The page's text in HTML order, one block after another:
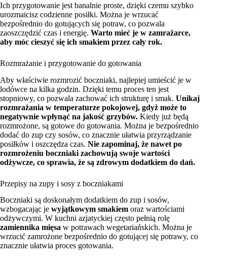
Ich przygotowanie jest banalnie proste, dzięki czemu szybko
urozmaicisz codzienne posiłki. Można je wrzucać
bezpośrednio do gotujących się potraw, co pozwala
zaoszczędzić czas i energię. Warto mieć je w zamrażarce,
aby móc cieszyć się ich smakiem przez cały rok.
Rozmrażanie i przygotowanie do gotowania
Aby właściwie rozmrozić boczniaki, najlepiej umieścić je w
lodówce na kilka godzin. Dzięki temu proces ten jest
stopniowy, co pozwala zachować ich strukturę i smak. Unikaj
rozmrażania w temperaturze pokojowej, gdyż może to
negatywnie wpłynąć na jakość grzybów. Kiedy już będą
rozmrożone, są gotowe do gotowania. Można je bezpośrednio
dodać do zup czy sosów, co znacznie ułatwia przyrządzanie
posiłków i oszczędza czas. Nie zapominaj, że nawet po
rozmrożeniu boczniaki zachowują swoje wartości
odżywcze, co sprawia, że są zdrowym dodatkiem do dań.
Przepisy na zupy i sosy z boczniakami
Boczniaki są doskonałym dodatkiem do zup i sosów,
wzbogacając je wyjątkowym smakiem oraz wartościami
odżywczymi. W kuchni azjatyckiej często pełnią rolę
zamiennika mięsa w potrawach wegetariańskich. Można je
wrzucić zamrożone bezpośrednio do gotującej się potrawy, co
znacznie ułatwia proces gotowania.